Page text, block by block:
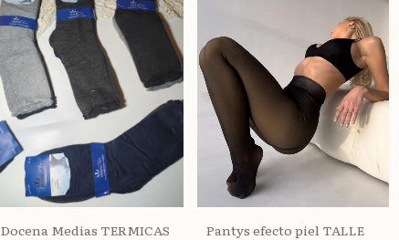
Docena Medias TERMICAS
Pantys efecto piel TALLE